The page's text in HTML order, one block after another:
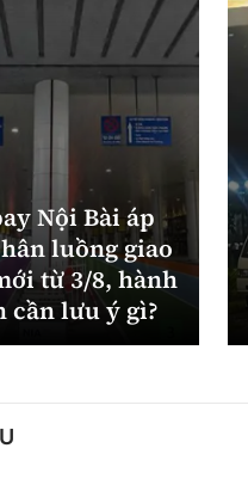
Nội Bài áp
luồng giao
từ 3/8, hành
cần lưu ý gì?